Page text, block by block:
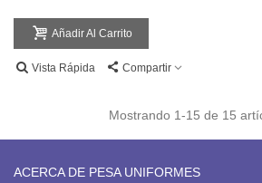
Añadir Al Carrito
Vista Rápida Compartir
Mostrando 1-15 de 15
ACERCA DE PESA UNIFORMES